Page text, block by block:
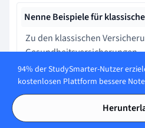
Nenne Beispiele für
Zu den klassischen
Gesundheitsversicherungen,
Haftpflichtversicherungen,
und Sachversicherungen, die
Risiken abdecken.
94% der StudySmarter-Nutzer
kostenlosen Plattform bessere